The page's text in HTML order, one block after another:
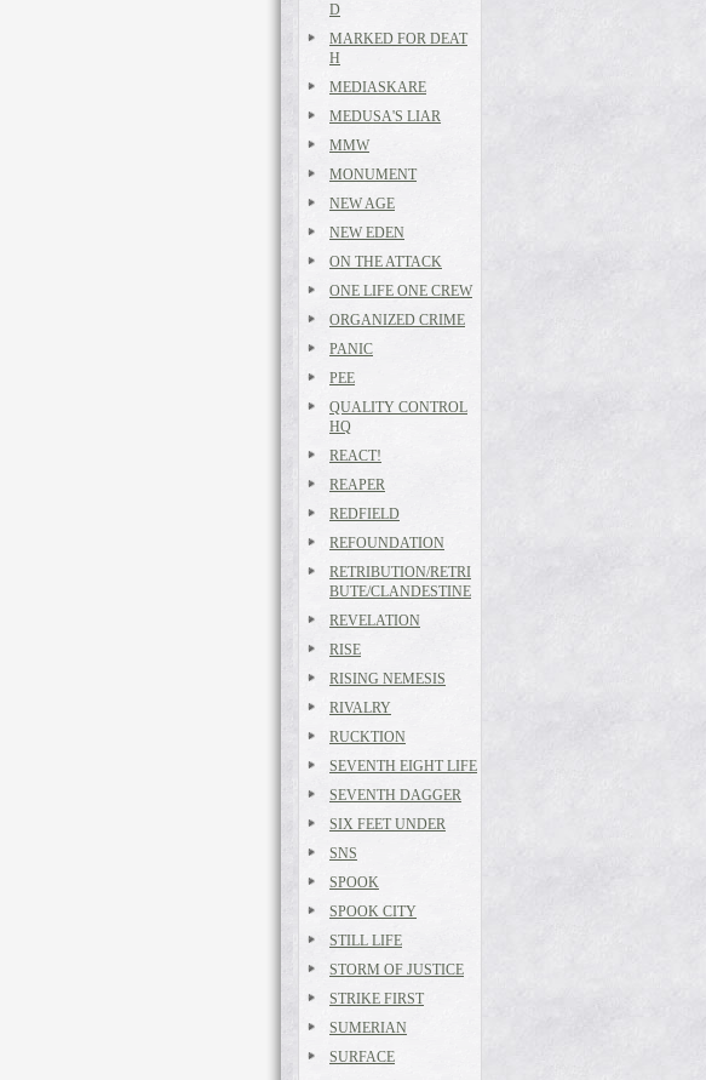
D
MARKED FOR DEAT
H
MEDIASKARE
MEDUSA'S LIAR
MMW
MONUMENT
NEW AGE
NEW EDEN
ON THE ATTACK
ONE LIFE ONE CREW
ORGANIZED CRIME
PANIC
PEE
QUALITY CONTROL
HQ
REACT!
REAPER
REDFIELD
REFOUNDATION
RETRIBUTION/RETRI
BUTE/CLANDESTINE
REVELATION
RISE
RISING NEMESIS
RIVALRY
RUCKTION
SEVENTH EIGHT LIFE
SEVENTH DAGGER
SIX FEET UNDER
SNS
SPOOK
SPOOK CITY
STILL LIFE
STORM OF JUSTICE
STRIKE FIRST
SUMERIAN
SURFACE